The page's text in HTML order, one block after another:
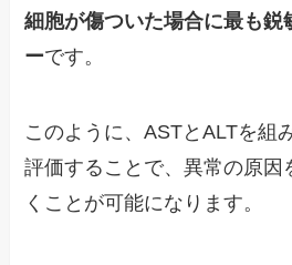
細胞が傷ついた場合に最も鋭
ーです。
このように、ASTとALTを組
評価することで、異常の原因
くことが可能になります。